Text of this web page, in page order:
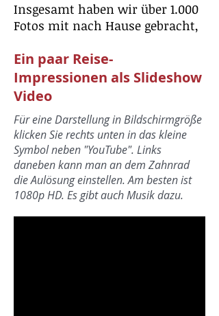
Insgesamt haben wir über 1.000
Fotos mit nach Hause gebracht,
ausgesucht haben, um diesen
Reisebericht zu bebildern.
Wir hoffen, dass es ein wenig
Hier unsere Erlebnisse und
Eindrücke:
Ein paar Reise-
Impressionen als Slideshow
Video
Für eine Darstellung in Bildschirmgröße
klicken Sie rechts unten in das kleine
Symbol neben "YouTube". Links
daneben kann man an dem Zahnrad
die Aulösung einstellen. Am besten ist
1080p HD. Es gibt auch Musik dazu.